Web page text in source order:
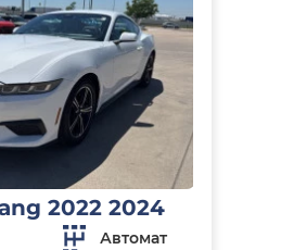
2022 2024
Автомат